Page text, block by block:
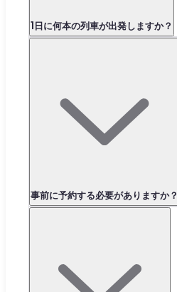
1日に何本の列車が出発しますか？
事前に予約する必要がありますか？